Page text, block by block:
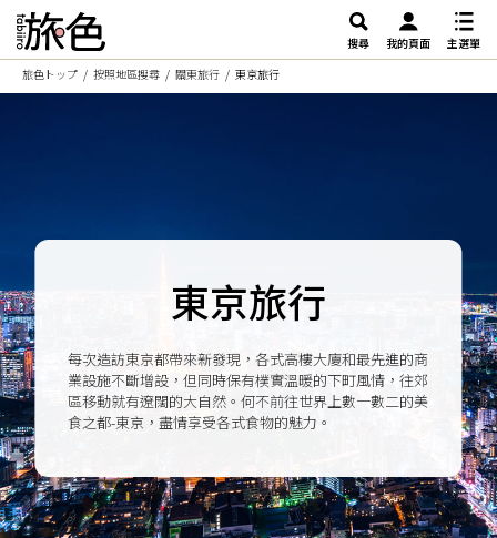
搜尋 我的頁面
主選單
旅色トップ
按照地區搜尋 關東旅行 東京旅行
東京旅行
每次造訪東京都帶來新發現，各式高樓大廈和最先進的商
業設施不斷增設，但同時保有樸實溫暖的下町風情，往郊
區移動就有遼闊的大自然。何不前往世界上數一數二的美
食之都-東京，盡情享受各式食物的魅力。